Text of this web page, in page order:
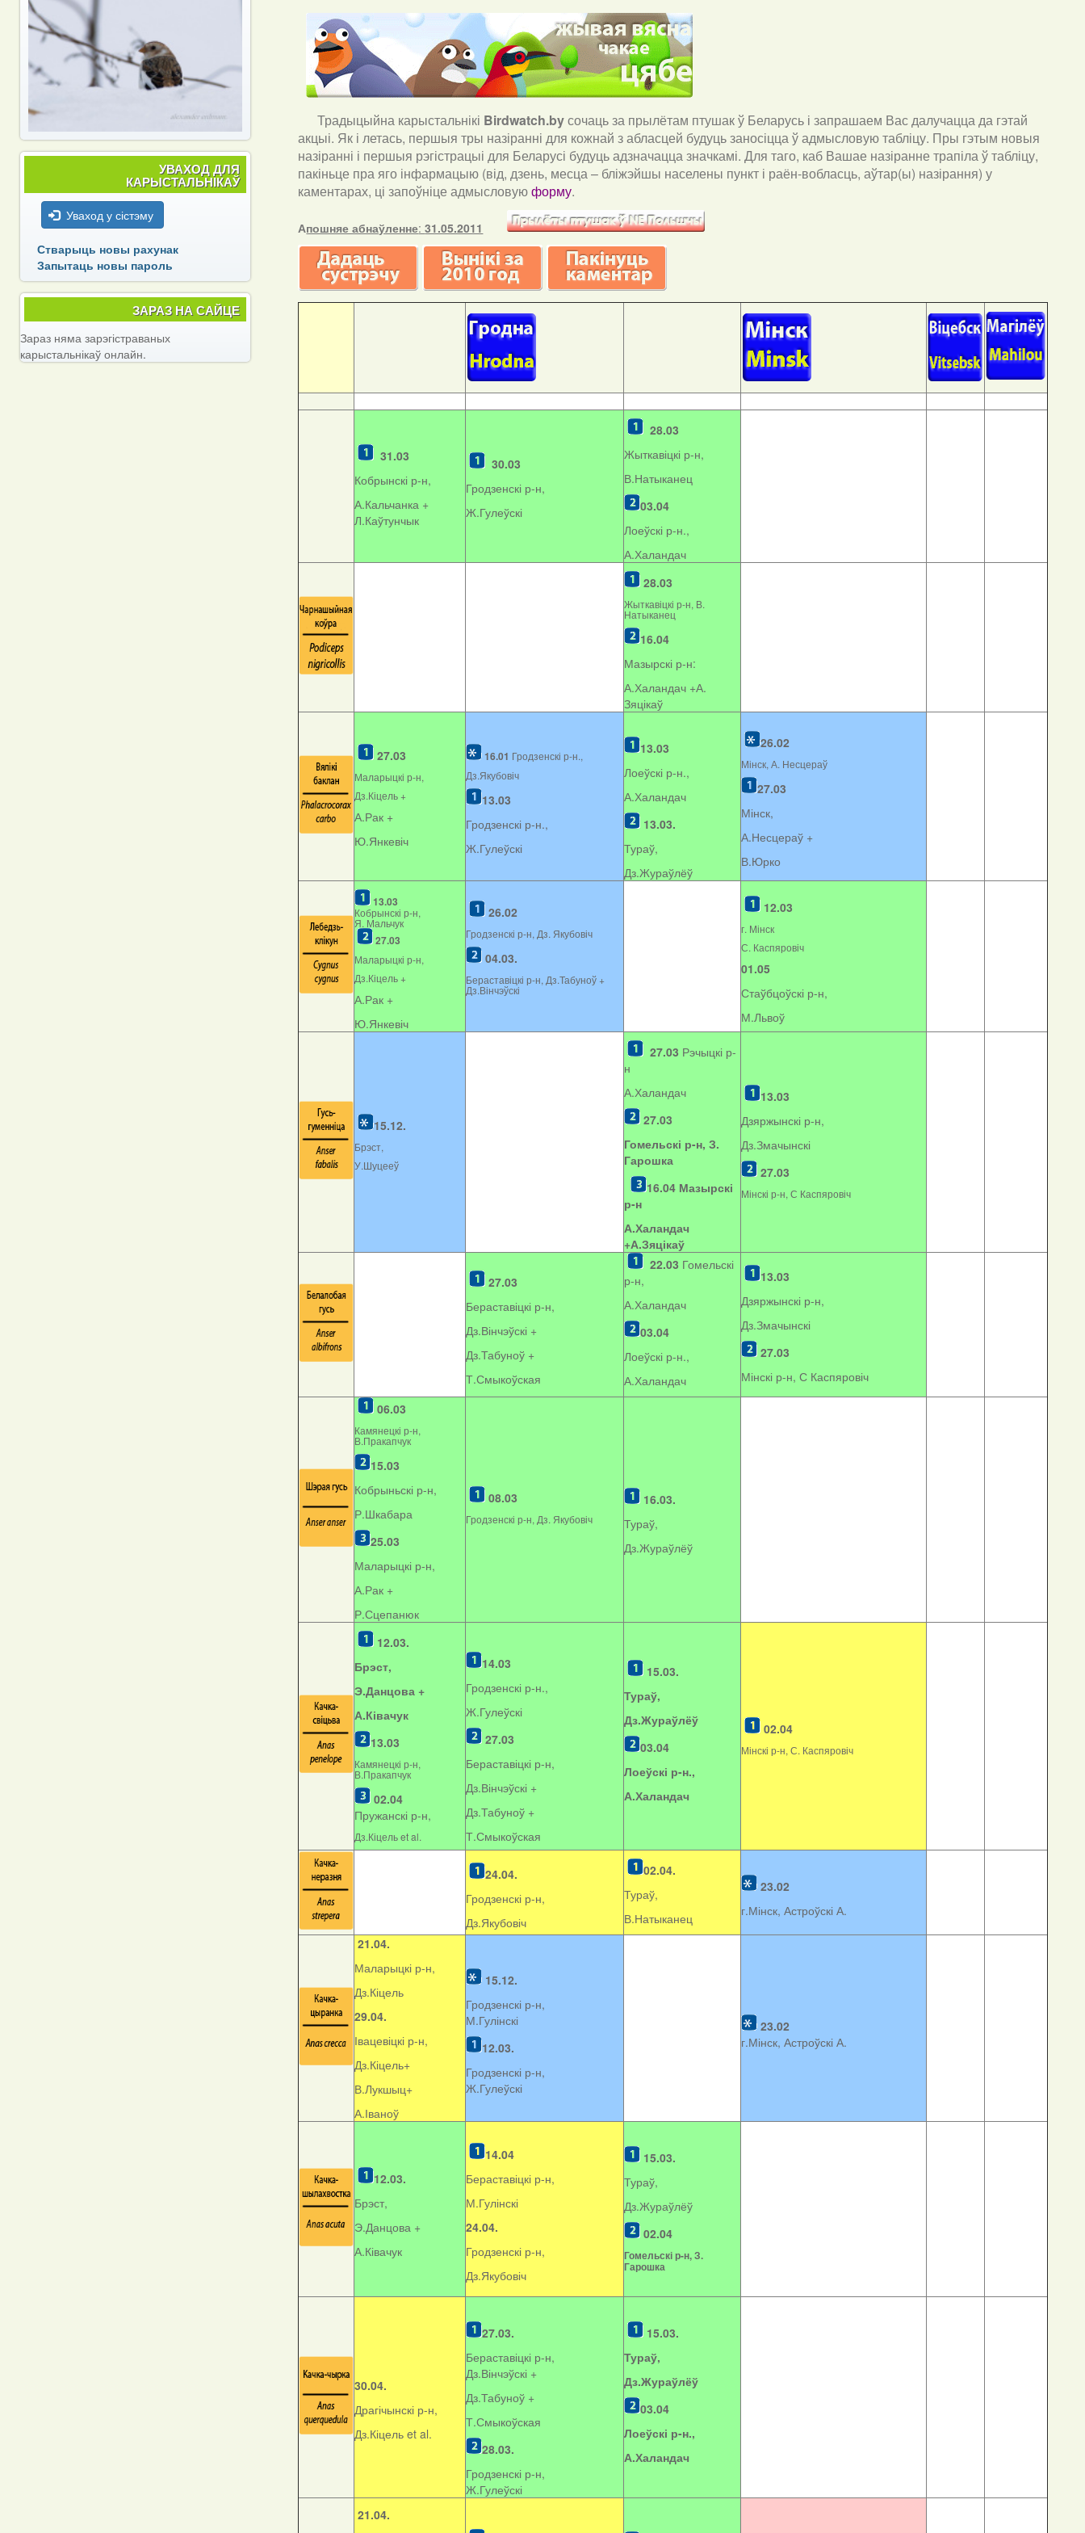
Традыцыйна карыстальнікі Birdwatch.byсочаць за прылётам птушак ў Беларусь і запрашаем Вас далучацца да гэтай
акцыі. Як і летась, першыя тры назіранні для кожнай з абласцей будуць заносіцца ў адмысловую табліцу. Пры гэтым новыя
назіранні і першыя рэгістрацыі для Беларусі будуць адзначацца значкамі. Для таго, каб Вашае назіранне трапіла ў табліцу,
пакіньце пра яго інфармацыю (від, дзень, месца – бліжэйшы населены пункт і раён-вобласць, аўтар(ы) назірання) у
каментарах, ці запоўніце адмысловуюформу.
Апошняе абнаўленне:31.05.2011
31.03
Кобрынскі р-н,
А.Кальчанка +
Л.Каўтунчык
30.03
Гродзенскі р-н,
Ж.Гулеўскі
28.03
Жыткавіцкі р-н,
В.Натыканец
03.04
Лоеўскі р-н.,
А.Халандач
28.03
Жыткавіцкі р-н, В.
Натыканец
16.04
Мазырскі р-н:
А.Халандач +А.
Зяцікаў
27.03
Маларыцкі р-н,
Дз.Кіцель +
А.Рак +
Ю.Янкевіч
16.01 Гродзенскі р-н.,
Дз.Якубовіч
13.03
Гродзенскі р-н.,
Ж.Гулеўскі
13.03
Лоеўскі р-н.,
А.Халандач
13.03.
Тураў,
Дз.Жураўлёў
26.02
Мінск, А. Несцераў
27.03
Мінск,
А.Несцераў +
В.Юрко
13.03
Кобрынскі р-н,
Я. Мальчук
27.03
Маларыцкі р-н,
Дз.Кіцель +
А.Рак +
Ю.Янкевіч
26.02
Гродзенскі р-н, Дз. Якубовіч
04.03.
Бераставіцкі р-н, Дз.Табуноў +
Дз.Вінчэўскі
12.03
г. Мінск
С. Каспяровіч
01.05
Стаўбцоўскі р-н,
М.Львоў
15.12.
Брэст,
У.Шуцееў
27.03 Рэчыцкі р-
н
А.Халандач
27.03
Гомельскі р-н, З.
Гарошка
16.04 Мазырскі
р-н
А.Халандач
+А.Зяцікаў
13.03
Дзяржынскі р-н,
Дз.Змачынскі
27.03
Мінскі р-н, С Каспяровіч
27.03
Бераставіцкі р-н,
Дз.Вінчэўскі +
Дз.Табуноў +
Т.Смыкоўская
22.03 Гомельскі
р-н,
А.Халандач
03.04
Лоеўскі р-н.,
А.Халандач
13.03
Дзяржынскі р-н,
Дз.Змачынскі
27.03
Мінскі р-н, С Каспяровіч
06.03
Камянецкі р-н,
В.Пракапчук
15.03
Кобрыньскі р-н,
Р.Шкабара
25.03
Маларыцкі р-н,
А.Рак +
Р.Сцепанюк
08.03
Гродзенскі р-н, Дз. Якубовіч
16.03.
Тураў,
Дз.Жураўлёў
12.03.
Брэст,
Э.Данцова +
А.Ківачук
13.03
Камянецкі р-н,
В.Пракапчук
02.04
Пружанскі р-н,
Дз.Кіцель et al.
14.03
Гродзенскі р-н.,
Ж.Гулеўскі
27.03
Бераставіцкі р-н,
Дз.Вінчэўскі +
Дз.Табуноў +
Т.Смыкоўская
15.03.
Тураў,
Дз.Жураўлёў
03.04
Лоеўскі р-н.,
А.Халандач
02.04
Мінскі р-н, С. Каспяровіч
24.04.
Гродзенскі р-н,
Дз.Якубовіч
02.04.
Тураў,
В.Натыканец
23.02
г.Мінск, Астроўскі А.
21.04.
Маларыцкі р-н,
Дз.Кіцель
29.04.
Івацевіцкі р-н,
Дз.Кіцель+
В.Лукшыц+
А.Іваноў
15.12.
Гродзенскі р-н,
М.Гулінскі
12.03.
Гродзенскі р-н,
Ж.Гулеўскі
23.02
г.Мінск, Астроўскі А.
12.03.
Брэст,
Э.Данцова +
А.Ківачук
14.04
Бераставіцкі р-н,
М.Гулінскі
24.04.
Гродзенскі р-н,
Дз.Якубовіч
15.03.
Тураў,
Дз.Жураўлёў
02.04
Гомельскі р-н, З.
Гарошка
30.04.
Драгічынскі р-н,
Дз.Кіцель et al.
27.03.
Бераставіцкі р-н,
Дз.Вінчэўскі +
Дз.Табуноў +
Т.Смыкоўская
28.03.
Гродзенскі р-н,
Ж.Гулеўскі
15.03.
Тураў,
Дз.Жураўлёў
03.04
Лоеўскі р-н.,
А.Халандач
21.04.
УВАХОД ДЛЯ
КАРЫСТАЛЬНІКАЎ
Уваход у сістэму
Стварыць новы рахунак
Запытаць новы пароль
ЗАРАЗ НА САЙЦЕ
Зараз няма зарэгістраваных
карыстальнікаў онлайн.